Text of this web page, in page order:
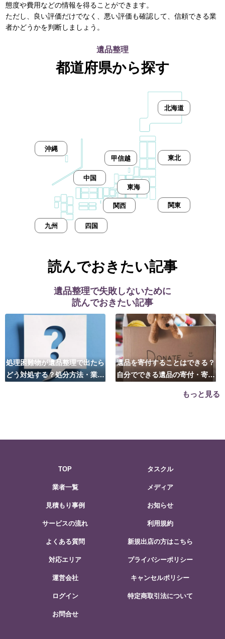
態度や費用などの情報を得ることができます。
ただし、良い評価だけでなく、悪い評価も確認して、信頼できる業
者かどうかを判断しましょう。
遺品整理
都道府県から探す
北海道
東北
甲信越
東海
関東
関西
中国
四国
九州
沖縄
読んでおきたい記事
遺品整理で失敗しないために
読んでおきたい記事
処理困難物が遺品整理で出たら
どう対処する？処分方法・業者
遺品を寄付することはできる？
自分でできる遺品の寄付・寄贈
もっと見る
TOP
業者一覧
見積もり事例
サービスの流れ
よくある質問
対応エリア
運営会社
ログイン
お問合せ
タスクル
メディア
お知らせ
利用規約
新規出店の方はこちら
プライバシーポリシー
キャンセルポリシー
特定商取引法について